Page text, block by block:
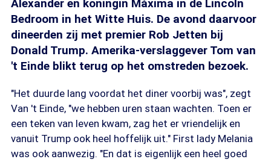
Alexander en koningin Máxima in de Lincoln
Bedroom in het Witte Huis. De avond daarvoor
dineerden zij met premier Rob Jetten bij
Donald Trump. Amerika-verslaggever Tom van
't Einde blikt terug op het omstreden bezoek.
"Het duurde lang voordat het diner voorbij was", zegt
Van 't Einde, "we hebben uren staan wachten. Toen er
een teken van leven kwam, zag het er vriendelijk en
vanuit Trump ook heel hoffelijk uit." First lady Melania
was ook aanwezig. "En dat is eigenlijk een heel goed